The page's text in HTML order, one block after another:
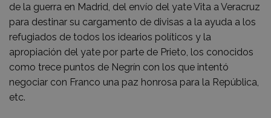
de la guerra en Madrid, del envío del yate Vita a Veracruz
para destinar su cargamento de divisas a la ayuda a los
refugiados de todos los idearios políticos y la
apropiación del yate por parte de Prieto, los conocidos
como trece puntos de Negrín con los que intentó
negociar con Franco una paz honrosa para la República,
etc.